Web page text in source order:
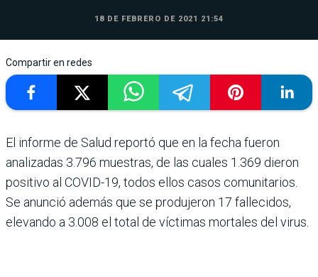
18 DE FEBRERO DE 2021 21:54
Compartir en redes
El informe de Salud reportó que en la fecha fueron
analizadas 3.796 muestras, de las cuales 1.369 dieron
positivo al COVID-19, todos ellos casos comunitarios.
Se anunció además que se produjeron 17 fallecidos,
elevando a 3.008 el total de víctimas mortales del virus.